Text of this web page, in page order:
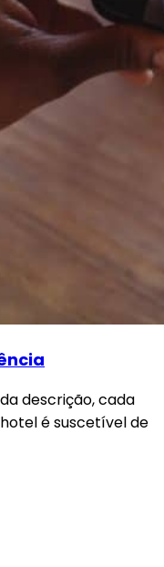
descrição, cada
é suscetível de